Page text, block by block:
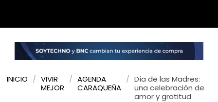
INICIO / VIVIR
MEJOR
/ AGENDA
CARAQUEÑA
/ Día de las Madres:
una celebración de
amor y gratitud